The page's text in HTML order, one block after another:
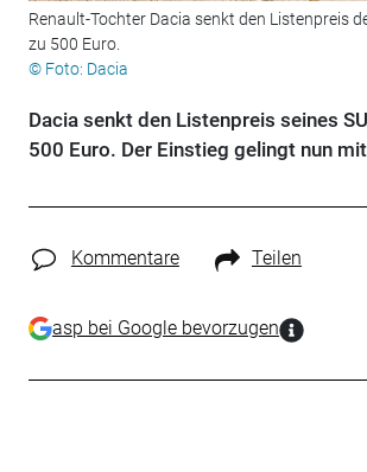
Renault-Tochter Dacia senkt den Listenpreis
zu 500 Euro.
© Foto: Dacia
Dacia senkt den Listenpreis seines
500 Euro. Der Einstieg gelingt nun
Kommentare Teilen
asp bei Google bevorzugen